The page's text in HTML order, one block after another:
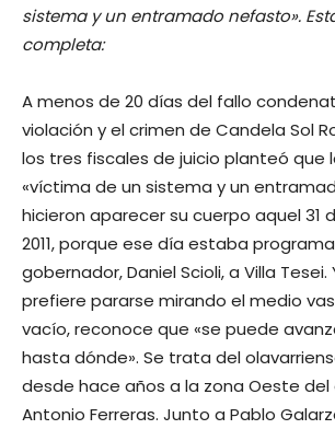
sistema y un entramado nefasto».
completa:
A menos de 20 días del fallo
violación y el crimen de Candela Sol
los tres fiscales de juicio planteó que
«víctima de un sistema y un
hicieron aparecer su cuerpo aquel 31
2011, porque ese día estaba
gobernador, Daniel Scioli, a Villa Tesei.
prefiere pararse mirando el medio
vacío, reconoce que «se puede
hasta dónde». Se trata del
desde hace años a la zona Oeste del
Antonio Ferreras. Junto a Pablo